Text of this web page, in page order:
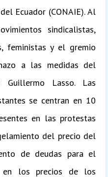
Ecuador (CONAIE). Al
sindicalistas,
feministas y el gremio
a las medidas del
Guillermo Lasso. Las
se centran en 10
en las protestas
del precio del
de deudas para el
en los precios de los